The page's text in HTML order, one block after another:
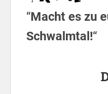
“Macht es zu
Schwalmtal!“